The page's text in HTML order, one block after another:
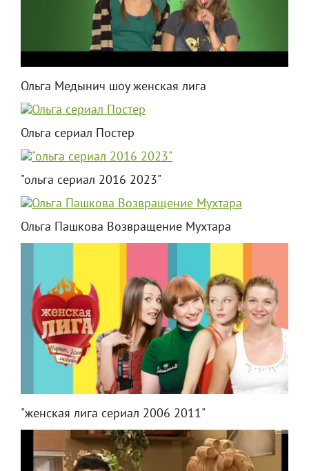
Ольга Медынич шоу женская лига
Ольга сериал Постер
"ольга сериал 2016 2023"
Ольга Пашкова Возвращение Мухтара
"женская лига сериал 2006 2011"